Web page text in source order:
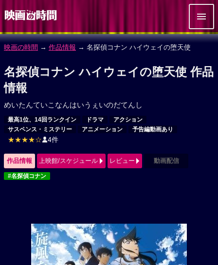
映画の時間 → 作品情報 → 名探偵コナン ハイウェイの堕天使
名探偵コナン ハイウェイの堕天使 作品
情報
めいたんていこなんはいうぇいのだてんし
最高1位、14回ランクイン ドラマ
アクション
サスペンス・ミステリー
アニメーション 予告編動画あり
★★★★☆ 4件
作品情報 上映館/スケジュール レビュー 動画配信
#名探偵コナン